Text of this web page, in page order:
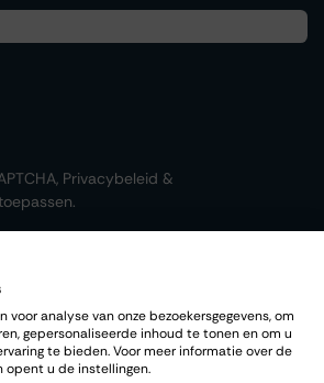
Privacybeleid &
voor analyse van onze bezoekersgegevens, om
gepersonaliseerde inhoud te tonen en om u
te bieden. Voor meer informatie over de
opent u de instellingen.